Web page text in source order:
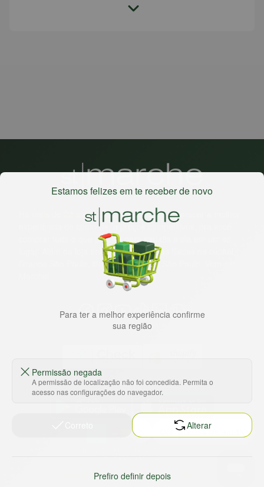
Há mais de 22 anos, o St. Marche busca oferecer a melhor
experiência de compras, a preços competitivos, pra você
comprar tudo o que precisa para seu dia a dia em um só
lugar. Além da loja online temos 31 lojas físicas na capital,
Grande São Paulo, litoral e interior de São Paulo. Vem ser
Sobre e contato Termos e políticas
Baixe nosso app
Estamos felizes em te receber de novo
Para ter a melhor experiência confirme
sua região
Permissão negada
A permissão de localização não foi concedida. Permita o
acesso nas configurações do navegador.
Alterar
Prefiro definir depois